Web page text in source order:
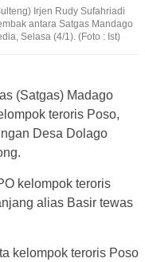
Irjen Rudy Sufahriadi
antara Satgas Mandago
Selasa (4/1). (Foto : Ist)
(Satgas) Madago
teroris Poso,
Desa Dolago
kelompok teroris
alias Basir tewas
kelompok teroris Poso